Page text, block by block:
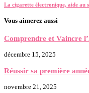
La cigarette électronique, aide au
Vous aimerez aussi
Comprendre et Vaincre
décembre 15, 2025
Réussir sa première
novembre 21, 2025